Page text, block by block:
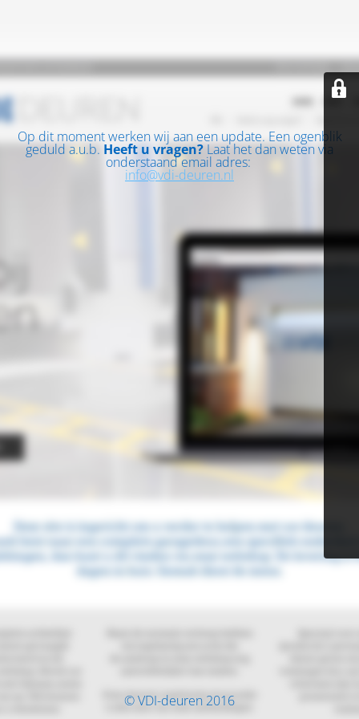
Op dit moment werken wij aan een update. Een ogenblik
geduld a.u.b. Heeft u vragen? Laat het dan weten via
onderstaand email adres:
info@vdi-deuren.nl
© VDI-deuren 2016